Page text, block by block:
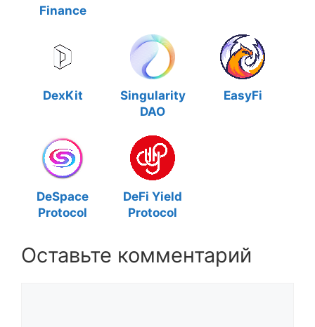
Finance
DexKit
Singularity
DAO
EasyFi
DeSpace
Protocol
DeFi Yield
Protocol
Оставьте комментарий